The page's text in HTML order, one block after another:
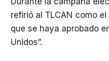
refirió al TLCAN como el
que se haya aprobado
Unidos”.